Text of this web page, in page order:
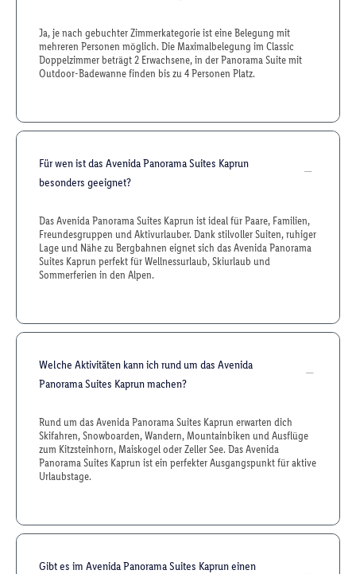
Ja, je nach gebuchter Zimmerkategorie ist eine Belegung mit
mehreren Personen möglich. Die Maximalbelegung im Classic
Doppelzimmer beträgt 2 Erwachsene, in der Panorama Suite mit
Outdoor-Badewanne finden bis zu 4 Personen Platz.
Für wen ist das Avenida Panorama Suites Kaprun
besonders geeignet?
Das Avenida Panorama Suites Kaprun ist ideal für Paare, Familien,
Freundesgruppen und Aktivurlauber. Dank stilvoller Suiten, ruhiger
Lage und Nähe zu Bergbahnen eignet sich das Avenida Panorama
Suites Kaprun perfekt für Wellnessurlaub, Skiurlaub und
Sommerferien in den Alpen.
Welche Aktivitäten kann ich rund um das Avenida
Panorama Suites Kaprun machen?
Rund um das Avenida Panorama Suites Kaprun erwarten dich
Skifahren, Snowboarden, Wandern, Mountainbiken und Ausflüge
zum Kitzsteinhorn, Maiskogel oder Zeller See. Das Avenida
Panorama Suites Kaprun ist ein perfekter Ausgangspunkt für aktive
Urlaubstage.
Gibt es im Avenida Panorama Suites Kaprun einen